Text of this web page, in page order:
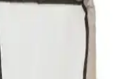
ve Hamak
ve konfor